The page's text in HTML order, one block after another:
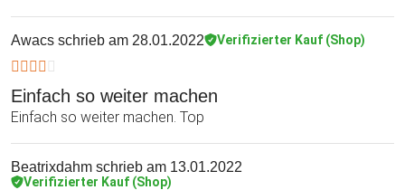
Awacs schrieb am 28.01.2022 Verifizierter Kauf (Shop)
Einfach so weiter machen
Einfach so weiter machen. Top
Beatrixdahm schrieb am 13.01.2022
Verifizierter Kauf (Shop)